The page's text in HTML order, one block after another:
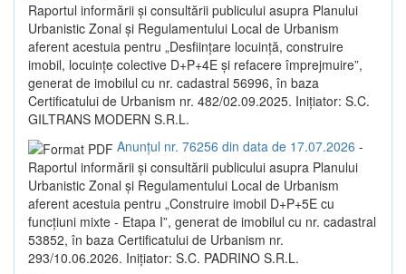
Raportul informării și consultării publicului asupra Planului
Urbanistic Zonal și Regulamentului Local de Urbanism
aferent acestuia pentru „Desființare locuință, construire
imobil, locuințe colective D+P+4E și refacere împrejmuire”,
generat de imobilul cu nr. cadastral 56996, în baza
Certificatului de Urbanism nr. 482/02.09.2025. Inițiator: S.C.
GILTRANS MODERN S.R.L.
Anunțul nr. 76256 din data de 17.07.2026 -
Raportul informării și consultării publicului asupra Planului
Urbanistic Zonal și Regulamentului Local de Urbanism
aferent acestuia pentru „Construire imobil D+P+5E cu
funcțiuni mixte - Etapa I”, generat de imobilul cu nr. cadastral
53852, în baza Certificatului de Urbanism nr.
293/10.06.2026. Inițiator: S.C. PADRINO S.R.L.